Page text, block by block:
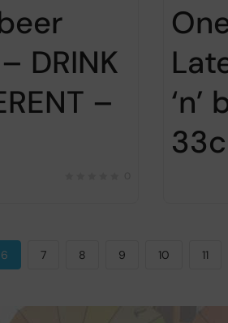
DRINK
–
‘n’
6 7 8 9 10 11